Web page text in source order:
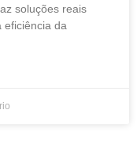
soluções reais
eficiência da